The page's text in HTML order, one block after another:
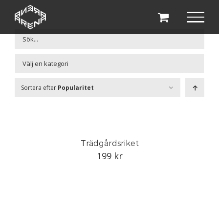
Fortsätt
innehållet
Sortera efter Popularitet
Trädgårdsriket
199 kr